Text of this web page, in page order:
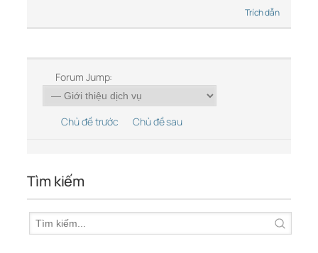
Trích dẫn
Forum Jump:
Chủ đề trước Chủ đề sau
Tìm kiếm